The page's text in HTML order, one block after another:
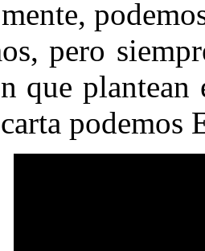
pero
que
podemos